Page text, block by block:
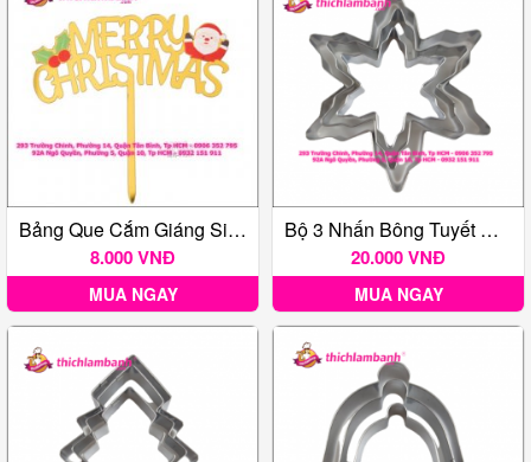
Bảng Que Cắm Giáng Sinh Ông Già Noel
8.000 VNĐ
MUA NGAY
Bộ 3 Nhấn Bông Tuyết Giáng Sinh
20.000 VNĐ
MUA NGAY